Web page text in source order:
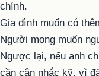
chính.
Gia đình muốn có
Người mong muốn
Ngược lại, nếu anh
cần cân nhắc kỹ, vì